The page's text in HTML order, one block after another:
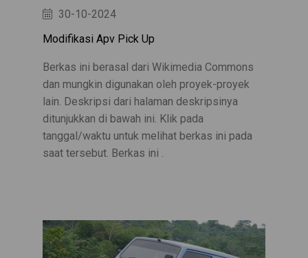
30-10-2024
Modifikasi Apv Pick Up
Berkas ini berasal dari Wikimedia Commons
dan mungkin digunakan oleh proyek-proyek
lain. Deskripsi dari halaman deskripsinya
ditunjukkan di bawah ini. Klik pada
tanggal/waktu untuk melihat berkas ini pada
saat tersebut. Berkas ini .